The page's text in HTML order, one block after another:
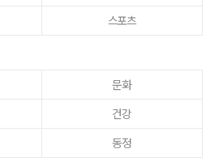
스포츠
문화
건강
동정